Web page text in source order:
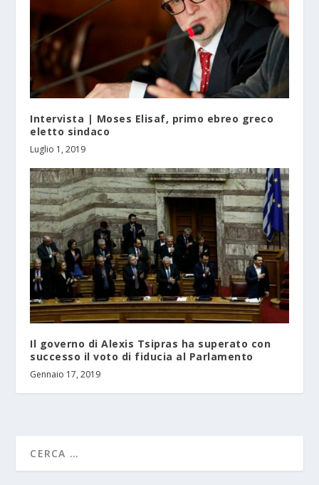
Intervista | Moses Elisaf, primo ebreo greco
eletto sindaco
Luglio 1, 2019
Il governo di Alexis Tsipras ha superato con
successo il voto di fiducia al Parlamento
Gennaio 17, 2019